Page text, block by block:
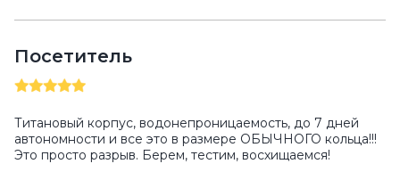
Посетитель
Титановый корпус, водонепроницаемость, до 7 дней
автономности и все это в размере ОБЫЧНОГО кольца!!!
Это просто разрыв. Берем, тестим, восхищаемся!